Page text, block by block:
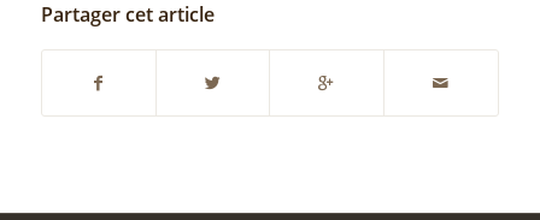
Partager cet article